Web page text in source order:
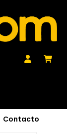
Contacto